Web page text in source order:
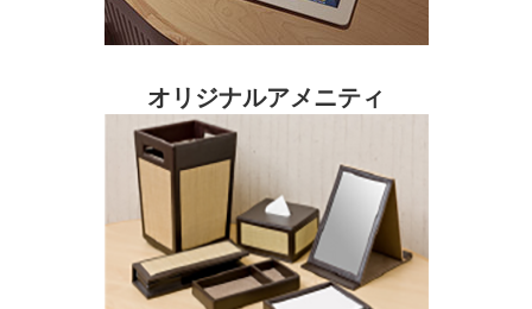
オリジナルアメニティ